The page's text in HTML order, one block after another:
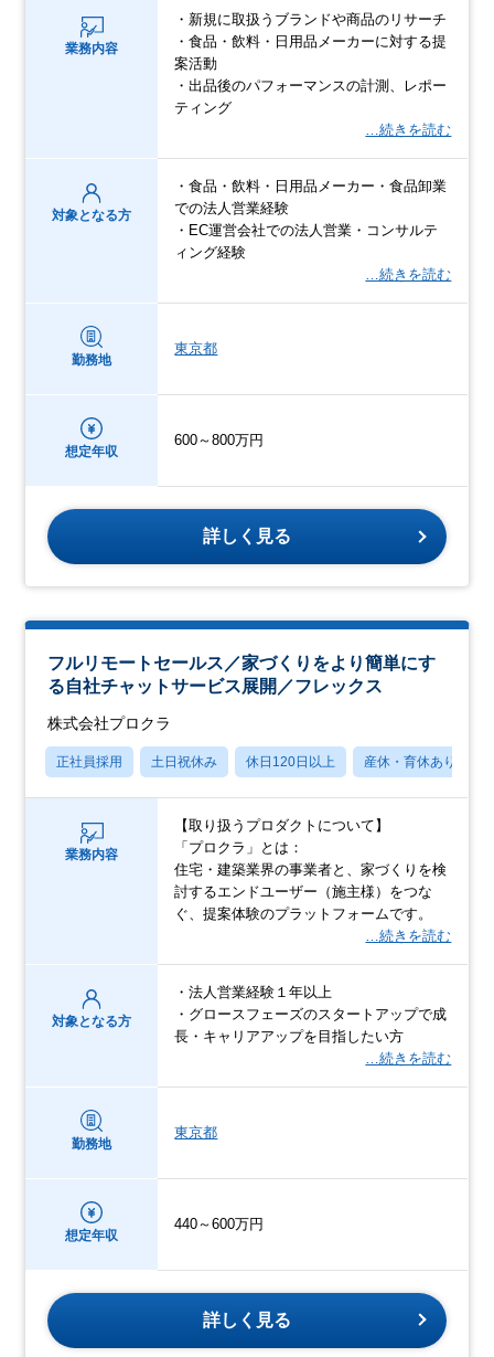
業務内容
・新規に取扱うブランドや商品のリサーチ
・食品・飲料・日用品メーカーに対する提
案活動
・出品後のパフォーマンスの計測、レポー
ティング
…続きを読む
対象となる方
・食品・飲料・日用品メーカー・食品卸業
での法人営業経験
・EC運営会社での法人営業・コンサルテ
ィング経験
…続きを読む
勤務地
東京都
想定年収
600～800万円
詳しく見る
フルリモートセールス／家づくりをより簡単にす
る自社チャットサービス展開／フレックス
株式会社プロクラ
正社員採用 土日祝休み 休日120日以上 産休・育休あり
業務内容
【取り扱うプロダクトについて】
「プロクラ」とは：
住宅・建築業界の事業者と、家づくりを検
討するエンドユーザー（施主様）をつな
ぐ、提案体験のプラットフォームです。
…続きを読む
対象となる方
・法人営業経験１年以上
・グロースフェーズのスタートアップで成
長・キャリアアップを目指したい方
…続きを読む
勤務地
東京都
想定年収
440～600万円
詳しく見る